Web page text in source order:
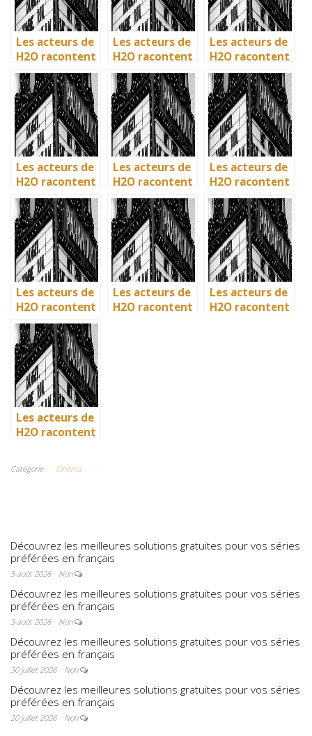
Les acteurs de
H2O racontent
: comment l’île
de Mako a pris
vie en
Australie
Les acteurs de
H2O racontent
: comment l’île
de Mako a pris
vie en
Australie
Les acteurs de
H2O racontent
: comment l’île
de Mako a pris
vie en
Australie
Les acteurs de
H2O racontent
: comment l’île
de Mako a pris
vie en
Australie
Les acteurs de
H2O racontent
: comment l’île
de Mako a pris
vie en
Australie
Les acteurs de
H2O racontent
: comment l’île
de Mako a pris
vie en
Australie
Les acteurs de
H2O racontent
: comment l’île
de Mako a pris
vie en
Australie
Les acteurs de
H2O racontent
Les acteurs de
H2O racontent
Les acteurs de
H2O racontent
vie en
Catégorie Cinéma
Découvrez les meilleures solutions gratuites pour vos séries
préférées en français
5 août 2026 Non
Découvrez les meilleures solutions gratuites pour vos séries
préférées en français
3 août 2026 Non
Découvrez les meilleures solutions gratuites pour vos séries
préférées en français
30 juillet 2026 Non
Découvrez les meilleures solutions gratuites pour vos séries
préférées en français
20 juillet 2026 Non